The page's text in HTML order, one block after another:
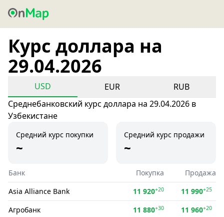
Курс доллара на
29.04.2026
USD EUR
RUB
Среднебанковский курс доллара на 29.04.2026 в
Узбекистане
Средний курс покупки
~
Средний курс продажи
~
Банк Покупка
Продажа
Asia Alliance Bank
11 920+20 11 990+25
Агробанк 11 880+30 11 960+20